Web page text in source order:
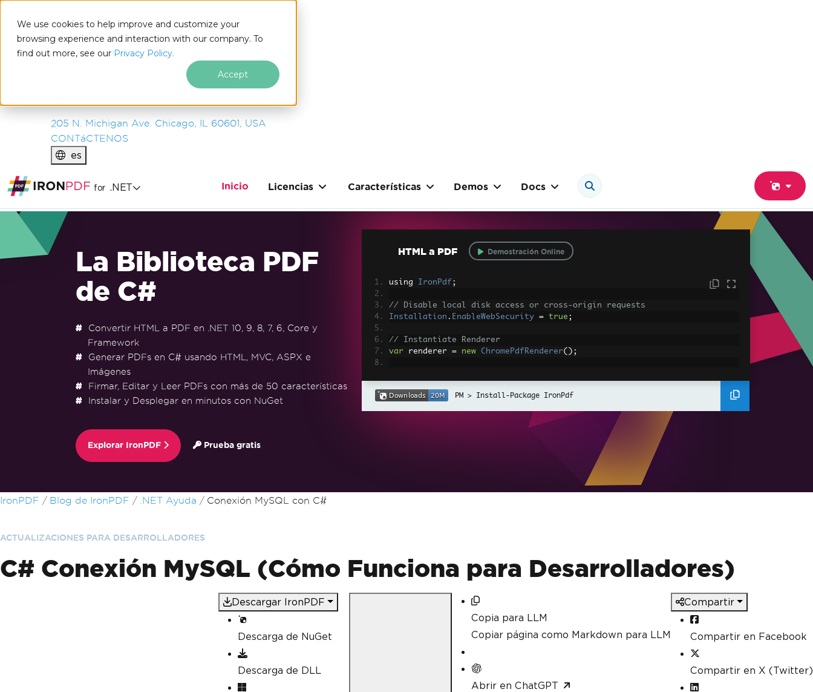
We use cookies to help improve and customize your
browsing experience and interaction with our company. To
find out more, see our Privacy Policy.
Accept
IRONSOFTWARE
PRODUCTOS
EMPRESA
205 N. Michigan Ave. Chicago, IL 60601, USA
CONTáCTENOS
es
for .NET Inicio Licencias Características Demos Docs
La Biblioteca PDF
de C#
Convertir HTML a PDF en .NET 10, 9, 8, 7, 6, Core y
Framework
Generar PDFs en C# usando HTML, MVC, ASPX e
Imágenes
Firmar, Editar y Leer PDFs con más de 50 características
Instalar y Desplegar en minutos con NuGet
Explorar IronPDF Prueba gratis
HTML a PDF Demostración Online
using IronPdf ;
// Disable local disk access or cross-origin requests
Installation . EnableWebSecurity = true ;
// Instantiate Renderer
var renderer = new ChromePdfRenderer();
// Load external html assets: Images, CSS and JavaScript.
// An optional BasePath 'C:\site\assets\' is set as the file location to
Install-Package IronPdf
Saltar al pie de página
IronPDF Blog de IronPDF .NET Ayuda Conexión MySQL con C#
ACTUALIZACIONES PARA DESARROLLADORES
C# Conexión MySQL (Cómo Funciona para Desarrolladores)
Descargar IronPDF
Descarga de NuGet
Descarga de DLL
Copia para LLM
Copiar página como Markdown para LLM
Abrir en ChatGPT
Compartir
Compartir en Facebook
Compartir en X (Twitter)